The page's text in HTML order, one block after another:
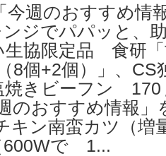
今週のおすすめ情
ジでパパッと、
生協限定品 食研
8個+2個）」、
焼きビーフン 170
のおすすめ情報
ン南蛮カツ（増
600Wで 1...